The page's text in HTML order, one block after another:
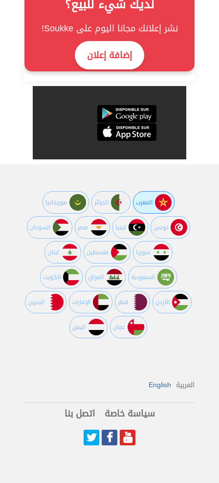
نشر إعلانك مجانا اليوم على Soukke!
إضافة إعلان
المغرب الجزائر موريتانيا
تونس ليبيا مصر السودان
سوريا فلسطين لبنان
السعودية العراق الكويت
اﻷردن قطر اﻹمارات البحرين
عمان اليمن
العربية English
سياسة خاصة اتصل بنا